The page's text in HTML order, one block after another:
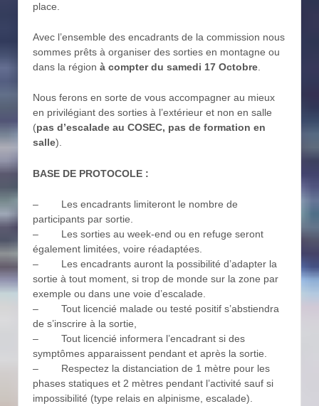
place.
Avec l’ensemble des encadrants de la commission nous
sommes prêts à organiser des sorties en montagne ou
dans la région à compter du samedi 17 Octobre
Nous ferons en sorte de vous accompagner au mieux
en privilégiant des sorties à l’extérieur et non en salle
(pas d’escalade au COSEC, pas de formation en
salle).
BASE DE PROTOCOLE :
– Les encadrants limiteront le nombre de
participants par sortie.
– Les sorties au week-end ou en refuge seront
également limitées, voire réadaptées.
– Les encadrants auront la possibilité d’adapter la
sortie à tout moment, si trop de monde sur la zone par
exemple ou dans une voie d’escalade.
– Tout licencié malade ou testé positif s’abstiendra
de s’inscrire à la sortie,
– Tout licencié informera l’encadrant si des
symptômes apparaissent pendant et après la sortie.
– Respectez la distanciation de 1 mètre pour les
phases statiques et 2 mètres pendant l’activité sauf si
impossibilité (type relais en alpinisme, escalade).